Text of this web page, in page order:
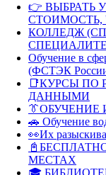
👉 ВЫБРАТЬ
СТОИМОСТЬ,
КОЛЛЕДЖ
Обучение в
(ФСТЭК
📑КУРСЫ ПО
ДАННЫМИ
🚗 Обучение
👀Их
МЕСТАХ
🎓